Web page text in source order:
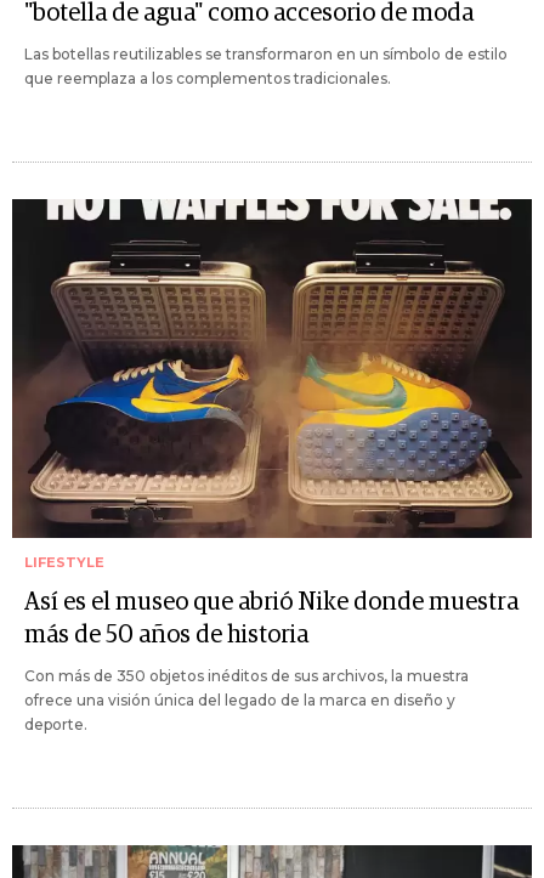
"botella de agua" como accesorio de moda
Las botellas reutilizables se transformaron en un símbolo de estilo
que reemplaza a los complementos tradicionales.
LIFESTYLE
Así es el museo que abrió Nike donde muestra
más de 50 años de historia
Con más de 350 objetos inéditos de sus archivos, la muestra
ofrece una visión única del legado de la marca en diseño y
deporte.